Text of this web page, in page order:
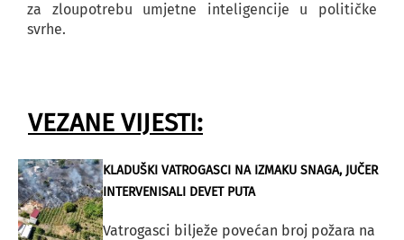
za zloupotrebu umjetne inteligencije u političke
svrhe.
VEZANE VIJESTI:
KLADUŠKI VATROGASCI NA IZMAKU SNAGA, JUČER
INTERVENISALI DEVET PUTA
Vatrogasci bilježe povećan broj požara na